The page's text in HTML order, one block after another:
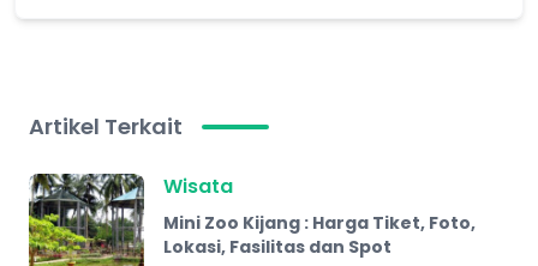
Artikel Terkait
Wisata
Mini Zoo Kijang : Harga Tiket, Foto,
Lokasi, Fasilitas dan Spot